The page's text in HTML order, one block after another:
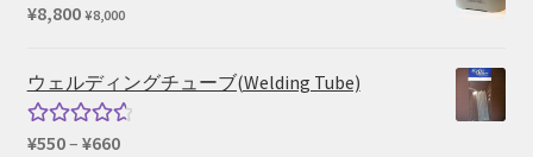
¥8,800 ¥8,000
ウェルディングチューブ(Welding Tube)
5段階中
¥550– ¥660価